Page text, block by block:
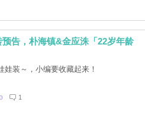
告，朴海镇&金应洙「22岁年龄
娃装～，小编要收藏起来！
1